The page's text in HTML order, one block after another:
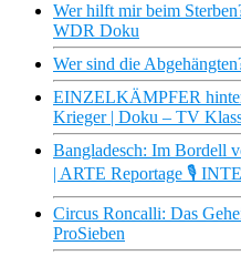
Wer hilft mir beim
WDR Doku
Wer sind die
EINZELKÄMPFER
Krieger | Doku – TV
Bangladesch: Im Bordell
| ARTE Reportage 🎙️
Circus Roncalli: Das
ProSieben